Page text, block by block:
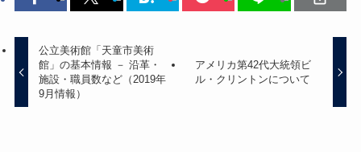
公立美術館「天童市美術
館」の基本情報 － 沿革・
施設・職員数など（2019年
9月情報）
アメリカ第42代大統領ビ
ル・クリントンについて